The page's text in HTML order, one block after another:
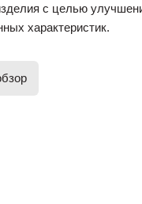
с целью
характеристик.